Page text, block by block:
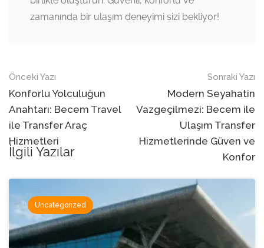
zamanında bir ulaşım deneyimi sizi bekliyor!
Navigasyon
sonrası
Önceki Yazı
Konforlu Yolculuğun
Anahtarı: Becem Travel
ile Transfer Araç
Hizmetleri
Sonraki Yazı
Modern Seyahatin
Vazgeçilmezi: Becem ile
Ulaşım Transfer
Hizmetlerinde Güven ve
Konfor
İlgili Yazılar
Uncategorized